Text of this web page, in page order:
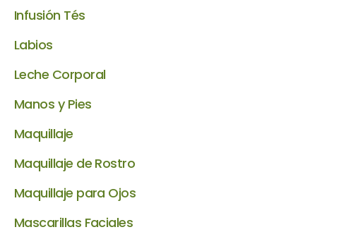
Infusión Tés
Labios
Leche Corporal
Manos y Pies
Maquillaje
Maquillaje de Rostro
Maquillaje para Ojos
Mascarillas Faciales